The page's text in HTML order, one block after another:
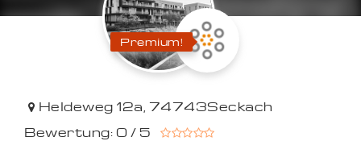
Premium!
Heldeweg 12a, 74743Seckach
Bewertung: 0 / 5